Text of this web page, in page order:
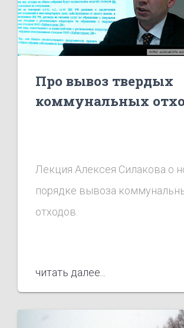
Про вывоз твердых
коммунальных
Лекция Алексея Силакова о
порядке вывоза
отходов.
читать далее...